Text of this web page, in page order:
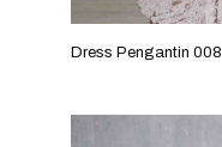
Dress Pengantin 008